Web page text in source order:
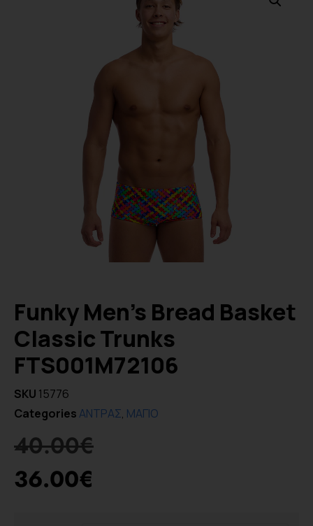
Funky Men’s Bread Basket
Classic Trunks
FTS001M72106
SKU 15776
CategoriesΑΝΤΡΑΣ, ΜΑΓΙΟ
40.00€
36.00€